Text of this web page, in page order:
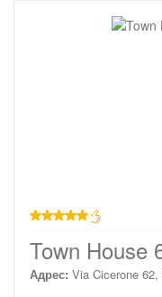
Town House
Адрес: Via Cicerone 62,